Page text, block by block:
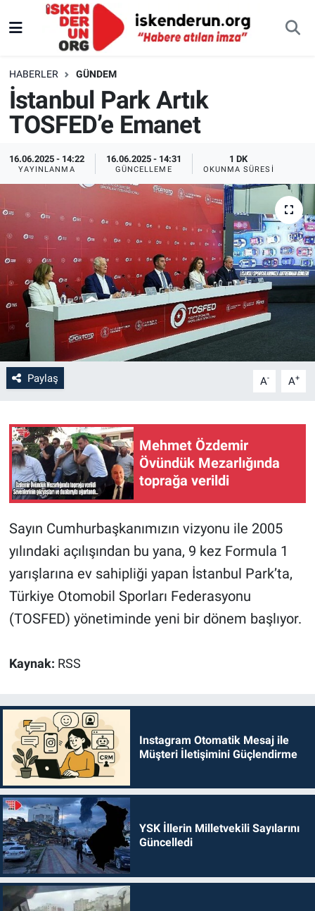
HABERLER GÜNDEM
İstanbul Park Artık
TOSFED’e Emanet
16.06.2025 - 14:22
YAYINLANMA
16.06.2025 - 14:31
GÜNCELLEME
1 DK
OKUNMA SÜRESI
Paylaş A- A+
Mehmet Özdemir
Övündük Mezarlığında
toprağa verildi
Sayın Cumhurbaşkanımızın vizyonu ile 2005
yılındaki açılışından bu yana, 9 kez Formula 1
yarışlarına ev sahipliği yapan İstanbul Park’ta,
Türkiye Otomobil Sporları Federasyonu
(TOSFED) yönetiminde yeni bir dönem başlıyor.
Kaynak: RSS
Instagram Otomatik Mesaj ile
Müşteri İletişimini Güçlendirme
YSK İllerin Milletvekili Sayılarını
Güncelledi